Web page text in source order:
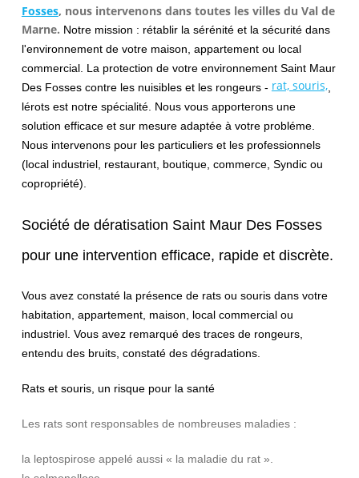
Fosses, nous intervenons dans toutes les villes du Val de
Marne. Notre mission : rétablir la sérénité et la sécurité dans
l'environnement de votre maison, appartement ou local
commercial. La protection de votre environnement Saint Maur
Des Fosses contre les nuisibles et les rongeurs - rat, souris,,
lérots est notre spécialité. Nous vous apporterons une
solution efficace et sur mesure adaptée à votre probléme.
Nous intervenons pour les particuliers et les professionnels
(local industriel, restaurant, boutique, commerce, Syndic ou
copropriété).
Société de dératisation Saint Maur Des Fosses
pour une intervention efficace, rapide et discrète.
Vous avez constaté la présence de rats ou souris dans votre
habitation, appartement, maison, local commercial ou
industriel. Vous avez remarqué des traces de rongeurs,
entendu des bruits, constaté des dégradations.
Rats et souris, un risque pour la santé
Les rats sont responsables de nombreuses maladies :
la leptospirose appelé aussi « la maladie du rat ».